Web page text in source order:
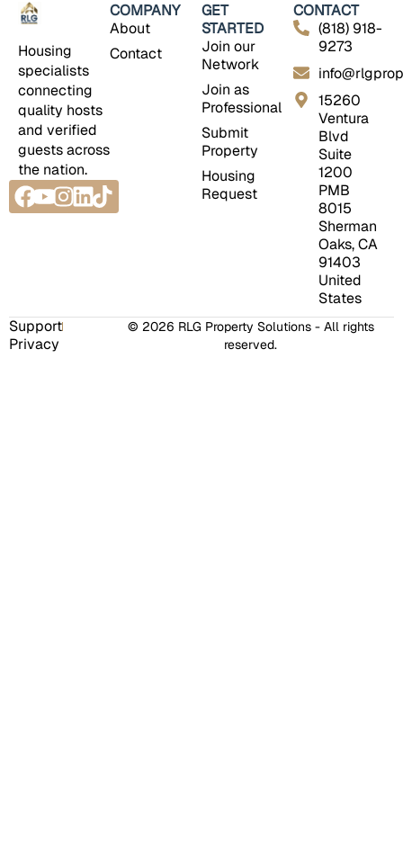
Housing
specialists
connecting
quality hosts
and verified
guests across
the nation.
Facebook
Youtube
Instagram
Linkedin
Tiktok
COMPANY
About
Contact
GET
STARTED
Join our
Network
Join as
Professional
Submit
Property
Housing
Request
CONTACT
(818) 918-
9273
15260
Ventura
Blvd
Suite
1200
PMB
8015
Sherman
Oaks, CA
91403
United
States
© 2026 RLG Property Solutions - All rights
reserved.
Support
Privacy